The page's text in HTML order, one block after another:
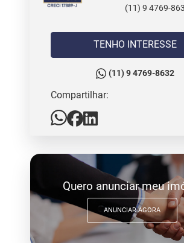
(11) 9 4769-
TENHO INTERESSE
(11) 9 4769-8632
Compartilhar:
Quero anunciar meu
ANUNCIAR AGORA